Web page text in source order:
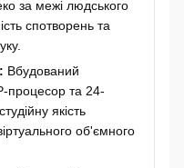
за межі людського
спотворень та
Вбудований
процесор та 24-
якість
об'ємного